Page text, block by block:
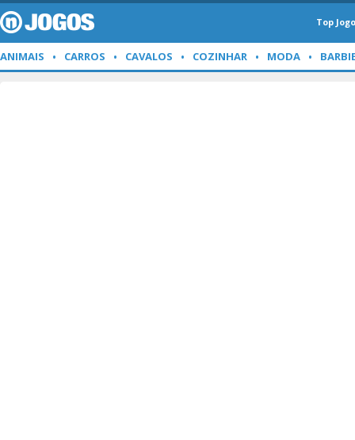
Top
ANIMAIS CARROS CAVALOS COZINHAR MODA